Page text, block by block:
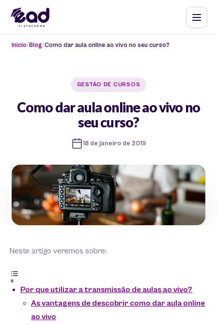
Início Blog Como dar aula online ao vivo no seu curso?
GESTÃO DE CURSOS
Como dar aula online ao vivo no
seu curso?
18 de janeiro de 2019
Neste artigo veremos sobre:
Por que utilizar a transmissão de aulas ao vivo?
As vantagens de descobrir como dar aula online
ao vivo